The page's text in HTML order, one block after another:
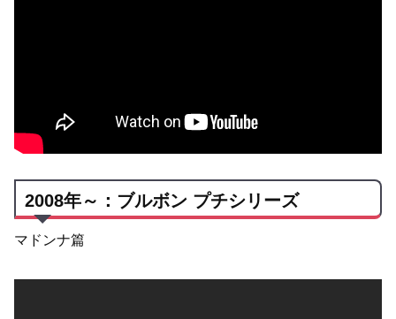
2008年～：ブルボン プチシリーズ
マドンナ篇